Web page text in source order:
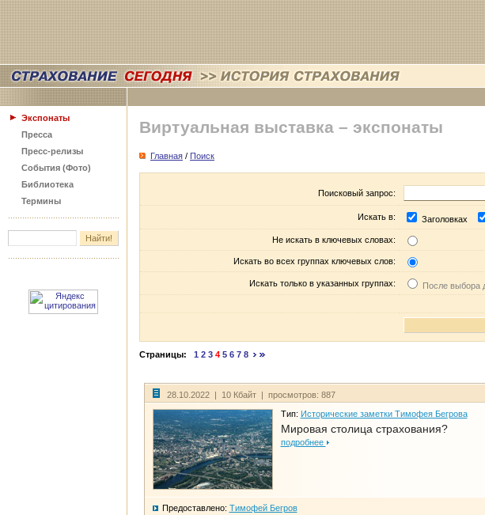
Экспонаты
Пресса
Пресс-релизы
События (Фото)
Библиотека
Термины
Виртуальная выставка – экспонаты
Главная / Поиск
Поисковый запрос:
Искать в: Заголовках
Не искать в ключевых словах:
Искать во всех группах ключевых слов:
Искать только в указанных группах: После выбора
Страницы: 1 2 3 4 5 6 7 8
28.10.2022 | 10 Кбайт | просмотров: 887
Тип: Исторические заметки Тимофея Бегрова
Мировая столица страхования?
подробнее
Предоставлено: Тимофей Бегров